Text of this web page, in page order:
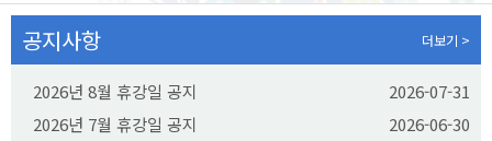
공지사항 더보기 >
2026년 8월 휴강일 공지
2026-07-31
2026년 7월 휴강일 공지
2026-06-30